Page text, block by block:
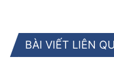
BÀI VIẾT LIÊN